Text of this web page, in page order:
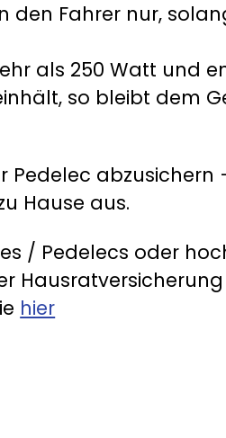
den Fahrer nur,
als 250 Watt und
so bleibt dem
Hause aus.
/ Pedelecs oder
Hausratversicherung
hier